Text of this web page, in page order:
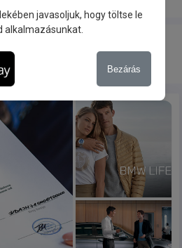
javasoljuk, hogy töltse le
alkalmazásunkat.
Bezárás